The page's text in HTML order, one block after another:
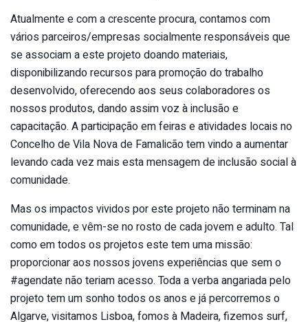
Atualmente e com a crescente procura, contamos com
vários parceiros/empresas socialmente responsáveis que
se associam a este projeto doando materiais,
disponibilizando recursos para promoção do trabalho
desenvolvido, oferecendo aos seus colaboradores os
nossos produtos, dando assim voz à inclusão e
capacitação. A participação em feiras e atividades locais no
Concelho de Vila Nova de Famalicão tem vindo a aumentar
levando cada vez mais esta mensagem de inclusão social à
comunidade.
Mas os impactos vividos por este projeto não terminam na
comunidade, e vêm-se no rosto de cada jovem e adulto. Tal
como em todos os projetos este tem uma missão:
proporcionar aos nossos jovens experiências que sem o
#agendate não teriam acesso. Toda a verba angariada pelo
projeto tem um sonho todos os anos e já percorremos o
Algarve, visitamos Lisboa, fomos à Madeira, fizemos surf,